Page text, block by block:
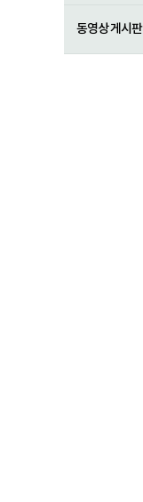
동영상 게시판